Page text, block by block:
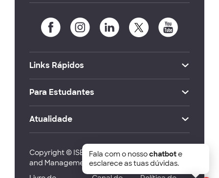
Links Rápidos
Para Estudantes
Atualidade
Copyright © ISEG Lisbon School of Economics
and Management 2026
Fala com o nossochatbote
esclarece as tuas dúvidas.